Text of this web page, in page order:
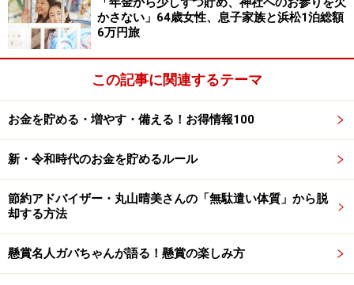
からお試しとして開始
・2020年初旬の株価下落時に、安い時に買おうと思い、
10銘柄くらいの日米株を購入
また、「現在は、ある程度利益が出た時点で株式を売却
用を行っています。それが一番ラクで効率が良いという
事が、数年の経験で感じたところであるためです」。そ
のため「個別株の買い増しを行うつもりはあまりなく、
ロボアド投資への増額（株式売却益を）、および、その
他の現在保有する投信の行方を見守るつもりでいます」
かさない」64歳女性、息子家族と浜松1泊総額
6万円旅
この記事に関連するテーマ
お金を貯める・増やす・備える！お得情報100
新・令和時代のお金を貯めるルール
節約アドバイザー・丸山晴美さんの「無駄遣い体質」から脱
却する方法
懸賞名人ガバちゃんが語る！懸賞の楽しみ方